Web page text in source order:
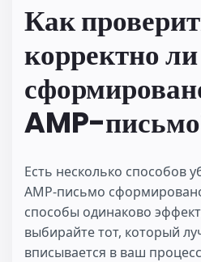
Как
корректно ли
AMP-
Есть несколько способов
AMP-письмо
способы одинаково
выбирайте тот, который
вписывается в ваш